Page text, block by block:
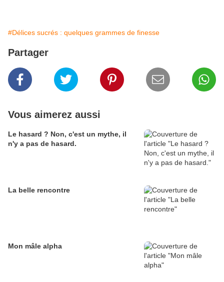
#Délices sucrés : quelques grammes de finesse
Partager
Vous aimerez aussi
Le hasard ? Non, c'est un mythe, il
n'y a pas de hasard.
La belle rencontre
Mon mâle alpha